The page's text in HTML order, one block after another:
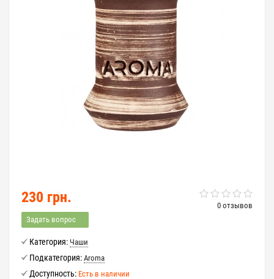
0 отзывов
230 грн.
Задать вопрос
Категория: Чаши
Подкатегория: Aroma
Доступность: Есть в наличии